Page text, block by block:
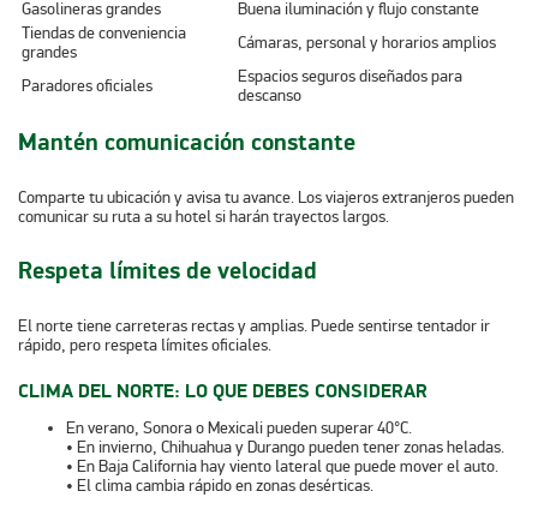
Gasolineras grandes
Buena iluminación y flujo constante
Tiendas de conveniencia
grandes
Cámaras, personal y horarios amplios
Paradores oficiales
Espacios seguros diseñados para
descanso
Mantén comunicación constante
Comparte tu ubicación y avisa tu avance. Los viajeros extranjeros pueden
comunicar su ruta a su hotel si harán trayectos largos.
Respeta límites de velocidad
El norte tiene carreteras rectas y amplias. Puede sentirse tentador ir
rápido, pero respeta límites oficiales.
CLIMA DEL NORTE: LO QUE DEBES CONSIDERAR
En verano, Sonora o Mexicali pueden superar 40°C.
• En invierno, Chihuahua y Durango pueden tener zonas heladas.
• En Baja California hay viento lateral que puede mover el auto.
• El clima cambia rápido en zonas desérticas.